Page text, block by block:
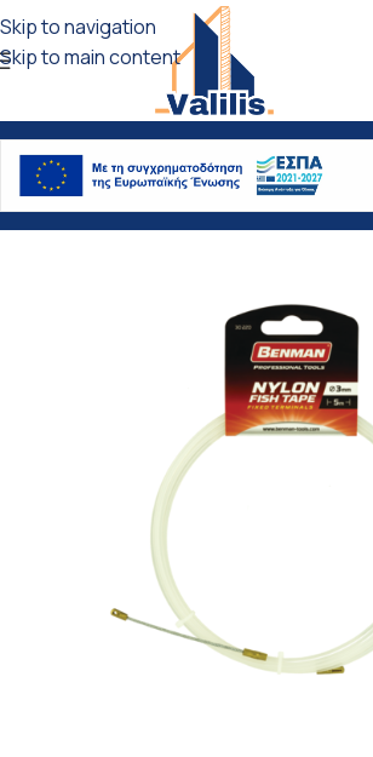
Skip to navigation
Skip to main content